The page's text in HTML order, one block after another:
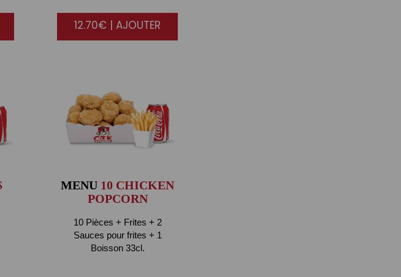
12.70€ | AJOUTER
MENU 10 CHICKEN
POPCORN
10 Pièces + Frites + 2
Sauces pour frites + 1
Boisson 33cl.